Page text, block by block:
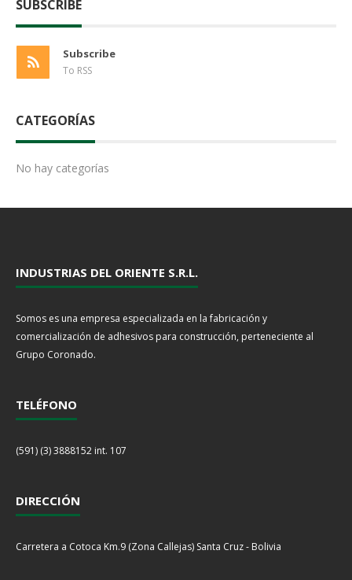
SUBSCRIBE
Subscribe
To RSS
CATEGORÍAS
No hay categorías
INDUSTRIAS DEL ORIENTE S.R.L.
Somos es una empresa especializada en la fabricación y
comercialización de adhesivos para construcción, perteneciente al
Grupo Coronado.
TELÉFONO
(591) (3) 3888152 int. 107
DIRECCIÓN
Carretera a Cotoca Km.9 (Zona Callejas) Santa Cruz - Bolivia